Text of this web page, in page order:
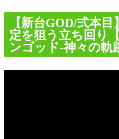
【新台GOD/弍本
定を狙う立ち回り
ンゴッド-神々の軌